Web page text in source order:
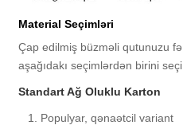
Material Seçimləri
Çap edilmiş büzməli qutunuzu
aşağıdakı seçimlərdən birini
Standart Ağ Oluklu Karton
1. Populyar, qənaətcil variant